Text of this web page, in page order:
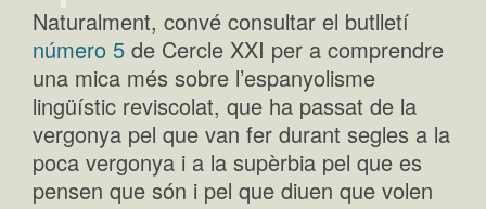
Naturalment, convé consultar el butlletí
número 5 de Cercle XXI per a comprendre
una mica més sobre l’espanyolisme
lingüístic reviscolat, que ha passat de la
vergonya pel que van fer durant segles a la
poca vergonya i a la supèrbia pel que es
pensen que són i pel que diuen que volen